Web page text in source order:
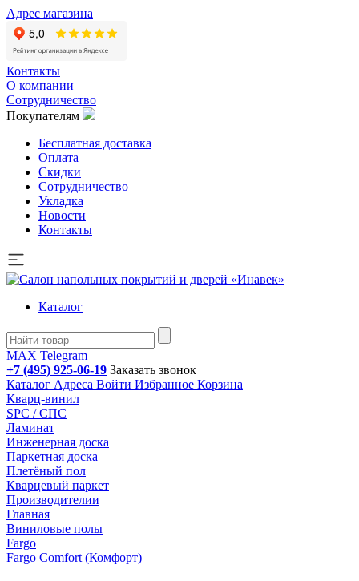
Адрес магазина
Контакты
О компании
Сотрудничество
Покупателям
Бесплатная доставка
Оплата
Скидки
Сотрудничество
Укладка
Новости
Контакты
Каталог
MAX Telegram
+7 (495) 925-06-19 Заказать звонок
Каталог Адреса Войти Избранное Корзина
Кварц-винил
SPC / СПС
Ламинат
Инженерная доска
Паркетная доска
Плетёный пол
Кварцевый паркет
Производителии
Главная
Виниловые полы
Fargo
Fargo Comfort (Комфорт)